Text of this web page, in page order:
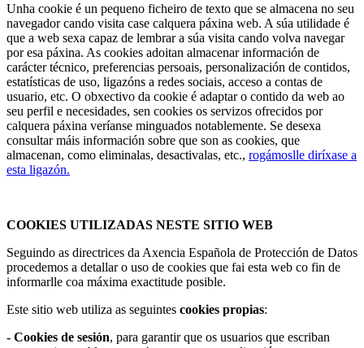
Unha cookie é un pequeno ficheiro de texto que se almacena no seu
navegador cando visita case calquera páxina web. A súa utilidade é
que a web sexa capaz de lembrar a súa visita cando volva navegar
por esa páxina. As cookies adoitan almacenar información de
carácter técnico, preferencias persoais, personalización de contidos,
estatísticas de uso, ligazóns a redes sociais, acceso a contas de
usuario, etc. O obxectivo da cookie é adaptar o contido da web ao
seu perfil e necesidades, sen cookies os servizos ofrecidos por
calquera páxina veríanse minguados notablemente. Se desexa
consultar máis información sobre que son as cookies, que
almacenan, como eliminalas, desactivalas, etc., rogámoslle diríxase a
esta ligazón.
COOKIES UTILIZADAS NESTE SITIO WEB
Seguindo as directrices da Axencia Española de Protección de Datos
procedemos a detallar o uso de cookies que fai esta web co fin de
informarlle coa máxima exactitude posible.
Este sitio web utiliza as seguintes cookies propias:
- Cookies de sesión, para garantir que os usuarios que escriban